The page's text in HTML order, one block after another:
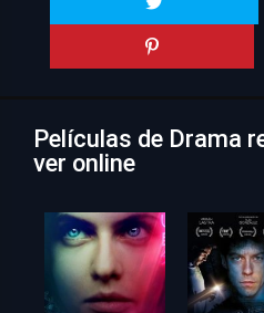
Películas de Drama
ver online